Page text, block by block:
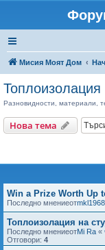
Мисия Моят Дом
Топлоизолация
Разновидности, материали,
Нова тема
Win a Prize Worth Up
Последно мнениеотmkl1968
Топлоизолация на
Последно мнениеотMi Ra «
Отговори: 4